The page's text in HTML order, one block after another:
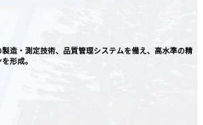
造・測定技術、品質管理システムを備え、高水準の精
形成。